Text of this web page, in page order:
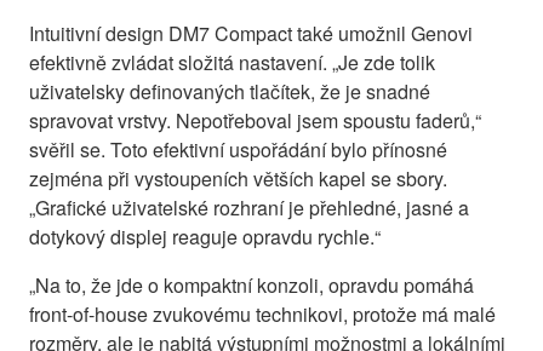
Intuitivní design DM7 Compact také umožnil Genovi
efektivně zvládat složitá nastavení. „Je zde tolik
uživatelsky definovaných tlačítek, že je snadné
spravovat vrstvy. Nepotřeboval jsem spoustu faderů,“
svěřil se. Toto efektivní uspořádání bylo přínosné
zejména při vystoupeních větších kapel se sbory.
„Grafické uživatelské rozhraní je přehledné, jasné a
dotykový displej reaguje opravdu rychle.“
„Na to, že jde o kompaktní konzoli, opravdu pomáhá
front-of-house zvukovému technikovi, protože má malé
rozměry, ale je nabitá výstupními možnostmi a lokálními